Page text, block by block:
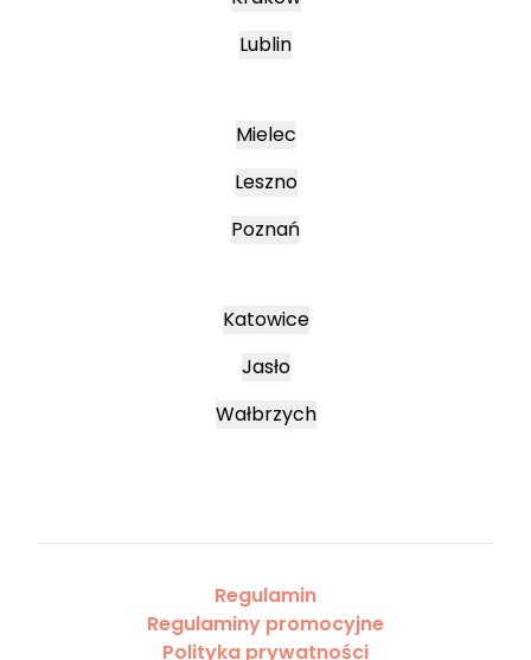
Lublin
Mielec
Leszno
Poznań
Katowice
Jasło
Wałbrzych
Regulamin
Regulaminy promocyjne
Polityka prywatności